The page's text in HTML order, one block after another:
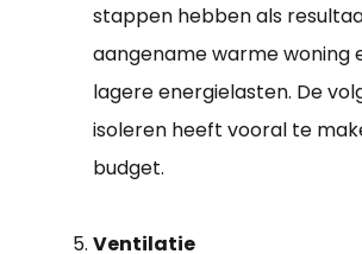
stappen hebben als
aangename warme woning
lagere energielasten. De
isoleren heeft vooral te
budget.
Ventilatie